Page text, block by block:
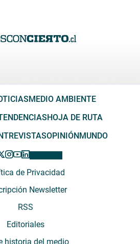
MEDIO AMBIENTE
HOJA DE RUTA
OPINIÓN MUNDO
de Privacidad
Newsletter
RSS
Editoriales
historia del medio